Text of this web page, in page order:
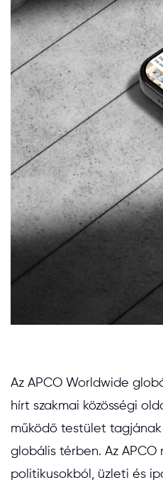
Az APCO Worldwide
hírt szakmai közösségi
működő testület
globális térben. Az
politikusokból, üzleti és